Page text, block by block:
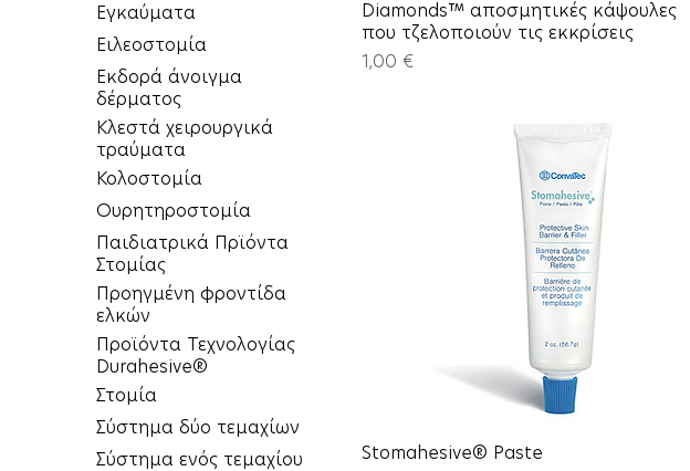
Εγκαύματα
Ειλεοστομία
Εκδορά άνοιγμα
δέρματος
Κλεστά χειρουργικά
τραύματα
Κολοστομία
Ουρητηροστομία
Παιδιατρικά Πρϊόντα
Στομίας
Προηγμένη φροντίδα
ελκών
Προϊόντα Τεχνολογίας
Durahesive®
Στομία
Σύστημα δύο τεμαχίων
Σύστημα ενός τεμαχίου
Diamonds™ αποσμητικές κάψουλες
που τζελοποιούν τις εκκρίσεις
Price
1,00 €
Stomahesive® Paste